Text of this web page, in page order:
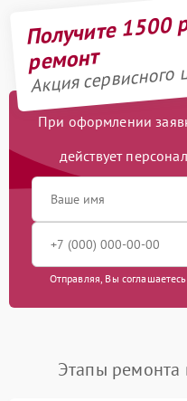
Получите 1500
ремонт
Акция сервисного
При оформлении
действует
Отправляя, Вы
Этапы ремонта